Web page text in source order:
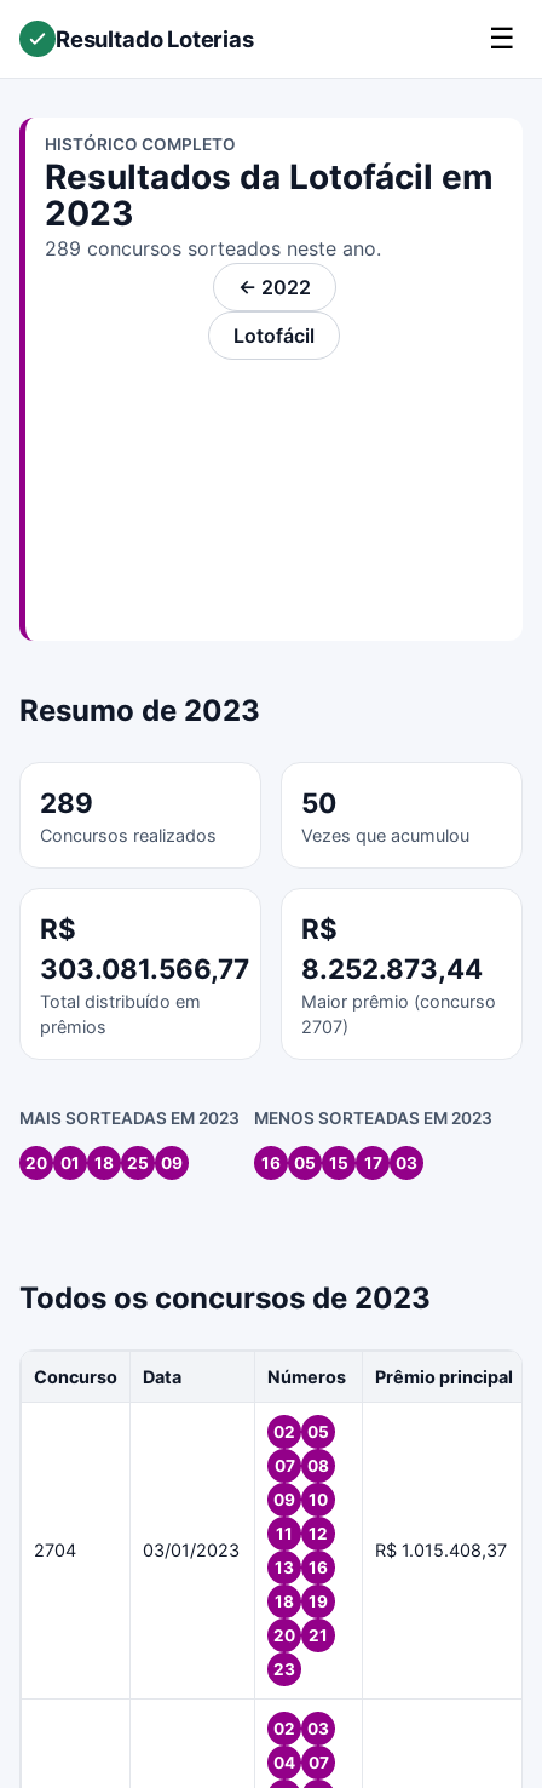
Resultado Loterias ☰
HISTÓRICO COMPLETO
Resultados da Lotofácil em
2023
289 concursos sorteados neste ano.
← 2022
Lotofácil
Resumo de 2023
289
Concursos realizados
50
Vezes que acumulou
R$
303.081.566,77
Total distribuído em
prêmios
R$
8.252.873,44
Maior prêmio (concurso
2707)
MAIS SORTEADAS EM 2023
20 01 18 25 09
MENOS SORTEADAS EM 2023
16 05 15 17 03
Todos os concursos de 2023
Concurso Data Números Prêmio principal
2704 03/01/2023
02
05
07
08
09
10
11
12
13
16
18
19
20
21
23
R$ 1.015.408,37
02
03
04
07